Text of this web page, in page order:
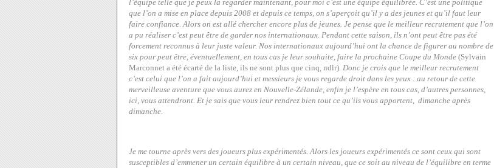
l’équipe telle que je peux la regarder maintenant, pour moi c’est une équipe équilibrée. C’est une politique
que l’on a mise en place depuis 2008 et depuis ce temps, on s’aperçoit qu’il y a des jeunes et qu’il faut leur
faire confiance. Alors on est allé chercher encore plus de jeunes. Je pense que le meilleur recrutement que l’on
a pu réaliser c’est peut être de garder nos internationaux. Pendant cette saison, ils n’ont peut être pas été
forcement reconnus à leur juste valeur. Nos internationaux aujourd’hui ont la chance de figurer au nombre de
six pour peut être, éventuellement, en tous cas je leur souhaite, faire la prochaine Coupe du Monde (Sylvain
Marconnet a été écarté de la liste, ils ne sont plus que cinq, ndlr). Donc je crois que le meilleur recrutement
c’est celui que l’on a fait aujourd’hui et messieurs je vous regarde droit dans les yeux : au retour de cette
merveilleuse aventure que vous aurez en Nouvelle-Zélande, enfin je l’espère en tous cas, d’autres personnes,
ici, vous attendront. Et je sais que vous leur rendrez bien tout ce qu’ils vous apportent, dimanche après
dimanche.
Je me tourne après vers des joueurs plus expérimentés. Alors les joueurs expérimentés ce sont ceux qui sont
susceptibles d’emmener un certain équilibre à un certain niveau, que ce soit au niveau de l’équilibre en terme